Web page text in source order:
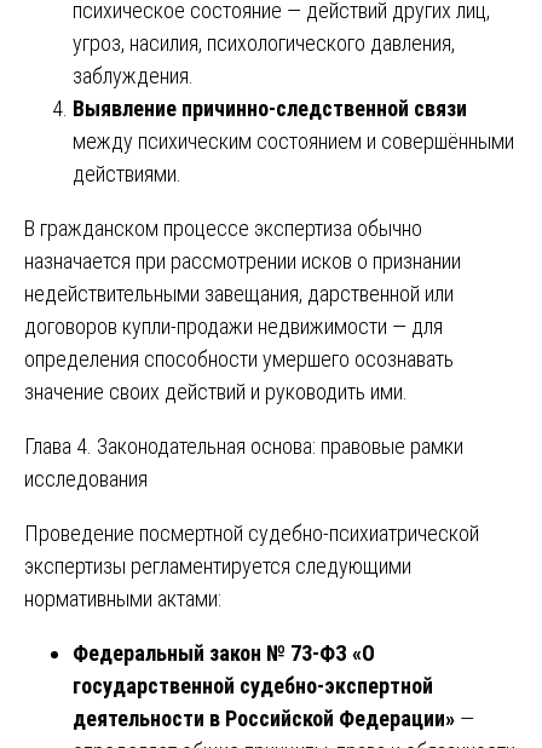
психическое состояние — действий других лиц,
угроз, насилия, психологического давления,
заблуждения.
Выявление причинно-следственной связи
между психическим состоянием и совершёнными
действиями.
В гражданском процессе экспертиза обычно
назначается при рассмотрении исков о признании
недействительными завещания, дарственной или
договоров купли-продажи недвижимости — для
определения способности умершего осознавать
значение своих действий и руководить ими.
Глава 4. Законодательная основа: правовые рамки
исследования
Проведение посмертной судебно-психиатрической
экспертизы регламентируется следующими
нормативными актами:
Федеральный закон № 73-ФЗ «О
государственной судебно-экспертной
деятельности в Российской Федерации» —